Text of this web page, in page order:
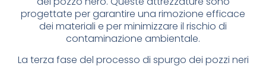
progettate per garantire una rimozione efficace
dei materiali e per minimizzare il rischio di
contaminazione ambientale.
La terza fase del processo di spurgo dei pozzi neri